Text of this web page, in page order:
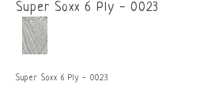
Super Soxx 6 Ply - 0023
Super Soxx 6 Ply - 0023